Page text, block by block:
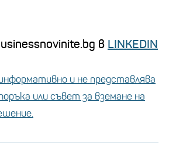
в LINKEDIN
и не представлява
или съвет за вземане на